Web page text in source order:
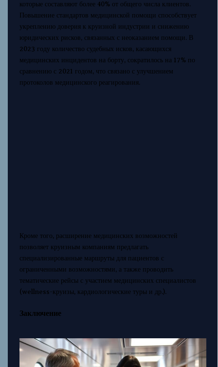
которые составляют более 40% от общего числа клиентов.
Повышение стандартов медицинской помощи способствует
укреплению доверия к круизной индустрии и снижению
юридических рисков, связанных с неоказанием помощи. В
2023 году количество судебных исков, касающихся
медицинских инцидентов на борту, сократилось на 17% по
сравнению с 2021 годом, что связано с улучшением
протоколов медицинского реагирования.
Кроме того, расширение медицинских возможностей
позволяет круизным компаниям предлагать
специализированные маршруты для пациентов с
ограниченными возможностями, а также проводить
тематические рейсы с участием медицинских специалистов
(wellness-круизы, кардиологические туры и др.).
Заключение